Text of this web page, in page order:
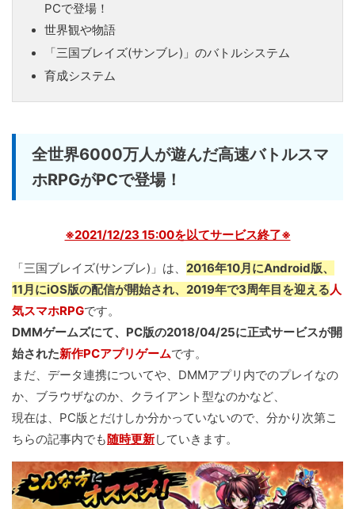
PCで登場！
世界観や物語
「三国ブレイズ(サンブレ)」のバトルシステム
育成システム
全世界6000万人が遊んだ高速バトルスマ
ホRPGがPCで登場！
※2021/12/23 15:00を以てサービス終了※
「三国ブレイズ(サンブレ)」は、 2016年10月にAndroid版、
11月にiOS版の配信が開始され、2019年で3周年目を迎える人
気スマホRPGです。
DMMゲームズにて、PC版の2018/04/25に正式サービスが開
始された新作PCアプリゲームです。
まだ、データ連携についてや、DMMアプリ内でのプレイなの
か、ブラウザなのか、クライアント型なのかなど、
現在は、PC版とだけしか分かっていないので、分かり次第こ
ちらの記事内でも 随時更新していきます。